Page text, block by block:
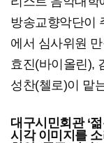
방송교향악단이
에서 심사위원
효진(바이올린),
성찬(첼로)이 맡
대구시민회관 ‘
시각 이미지를